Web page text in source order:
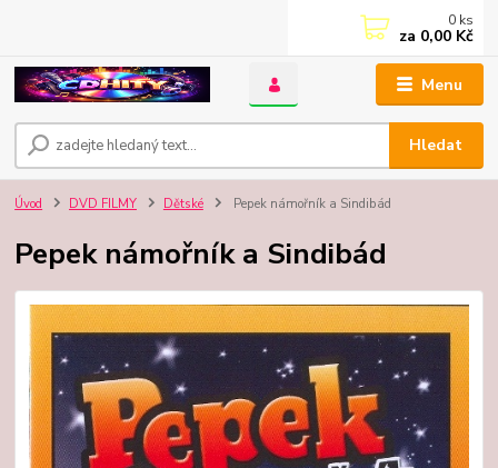
Menu
Hledat
0 ks
za 0,00 Kč
Úvod DVD FILMY Dětské Pepek námořník a Sindibád
Pepek námořník a Sindibád